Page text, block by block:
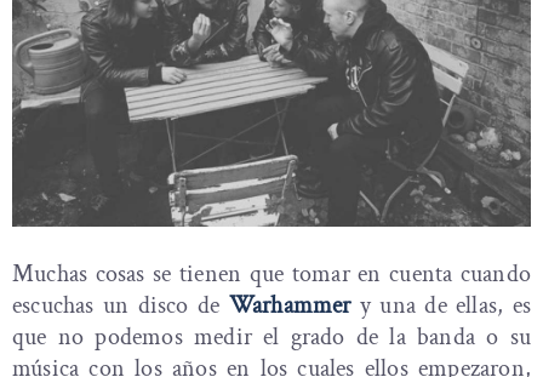
Muchas cosas se tienen que tomar en cuenta cuando
escuchas un disco de Warhammer y una de ellas, es
que no podemos medir el grado de la banda o su
música con los años en los cuales ellos empezaron,